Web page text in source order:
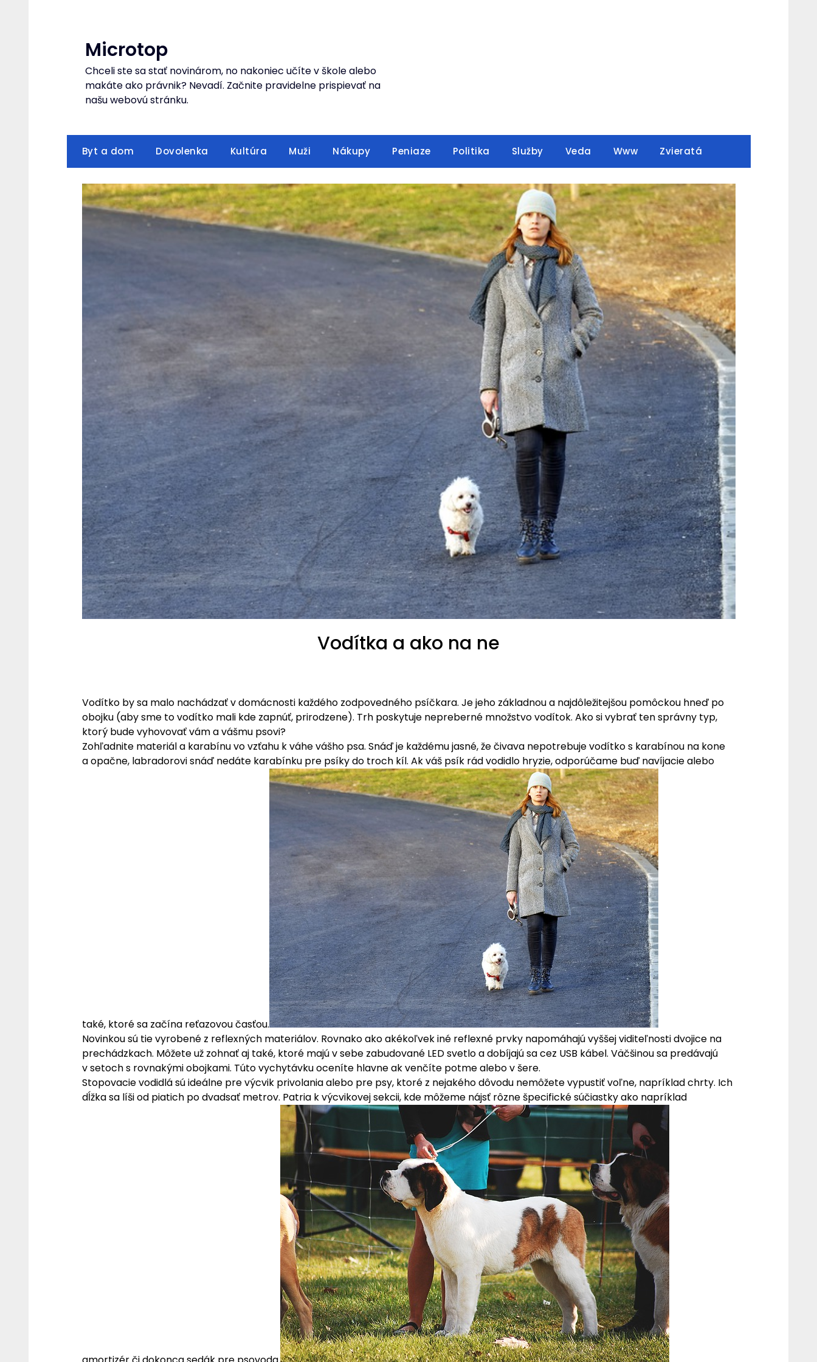
Microtop
Chceli ste sa stať novinárom, no nakoniec učíte v škole alebo
makáte ako právnik? Nevadí. Začnite pravidelne prispievať na
našu webovú stránku.
Byt a dom Dovolenka Kultúra Muži Nákupy Peniaze Politika Služby Veda Www Zvieratá
Vodítka a ako na ne
Vodítko by sa malo nachádzať v domácnosti každého zodpovedného psíčkara. Je jeho základnou a najdôležitejšou pomôckou hneď po
obojku (aby sme to vodítko mali kde zapnúť, prirodzene). Trh poskytuje nepreberné množstvo vodítok. Ako si vybrať ten správny typ,
ktorý bude vyhovovať vám a vášmu psovi?
Zohľadnite materiál a karabínu vo vzťahu k váhe vášho psa. Snáď je každému jasné, že čivava nepotrebuje vodítko s karabínou na kone
a opačne, labradorovi snáď nedáte karabínku pre psíky do troch kíl. Ak váš psík rád vodidlo hryzie, odporúčame buď navíjacie alebo
také, ktoré sa začína reťazovou časťou.
Novinkou sú tie vyrobené z reflexných materiálov. Rovnako ako akékoľvek iné reflexné prvky napomáhajú vyššej viditeľnosti dvojice na
prechádzkach. Môžete už zohnať aj také, ktoré majú v sebe zabudované LED svetlo a dobíjajú sa cez USB kábel. Väčšinou sa predávajú
v setoch s rovnakými obojkami. Túto vychytávku oceníte hlavne ak venčíte potme alebo v šere.
Stopovacie vodidlá sú ideálne pre výcvik privolania alebo pre psy, ktoré z nejakého dôvodu nemôžete vypustiť voľne, napríklad chrty. Ich
dĺžka sa líši od piatich po dvadsať metrov. Patria k výcvikovej sekcii, kde môžeme nájsť rôzne špecifické súčiastky ako napríklad